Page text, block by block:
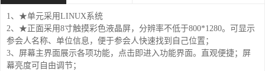
1、★单元采用LINUX系统
2、★正面采用8寸触摸彩色液晶屏，分辨率不低于800*1280。可显示
参会人名称、单位信息，便于参会人快速找到自己位置；
3、屏幕主界面展示各项功能，点击即进入功能界面。直观便捷；屏
幕亮度可自由调节；